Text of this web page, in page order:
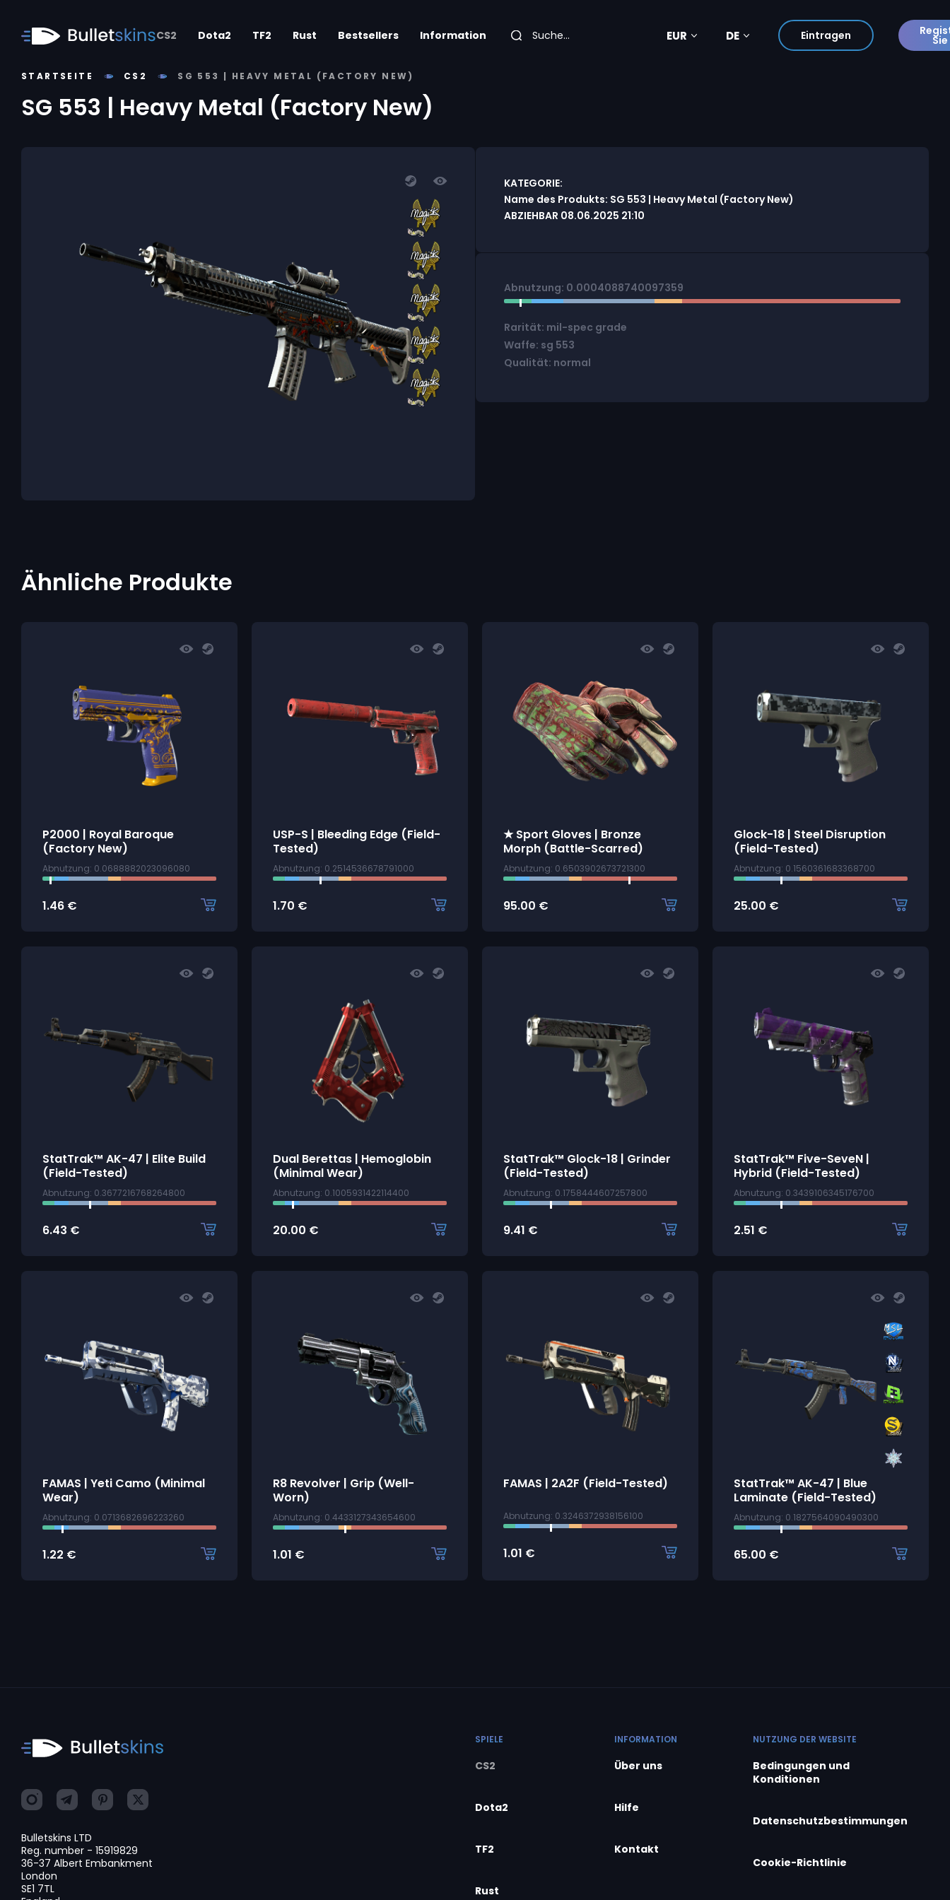
CS2 Dota2 TF2 Rust Bestsellers Information EUR DE Eintragen
STARTSEITE CS2 SG 553 | HEAVY METAL (FACTORY NEW)
SG 553 | Heavy Metal (Factory New)
KATEGORIE:
Name des Produkts: SG 553 | Heavy Metal (Factory New)
ABZIEHBAR 08.06.2025 21:10
Abnutzung: 0.0004088740097359
Rarität: mil-spec grade
Waffe: sg 553
Qualität: normal
Ähnliche Produkte
P2000 | Royal Baroque
(Factory New)
Abnutzung: 0.0688882023096080
1.46 €
USP-S | Bleeding Edge (Field-
Tested)
Abnutzung: 0.2514536678791000
1.70 €
★ Sport Gloves | Bronze
Morph (Battle-Scarred)
Abnutzung: 0.6503902673721300
95.00 €
Glock-18 | Steel Disruption
(Field-Tested)
Abnutzung: 0.1560361683368700
25.00 €
StatTrak™ AK-47 | Elite Build
(Field-Tested)
Abnutzung: 0.3677216768264800
6.43 €
Dual Berettas | Hemoglobin
(Minimal Wear)
Abnutzung: 0.1005931422114400
20.00 €
StatTrak™ Glock-18 | Grinder
(Field-Tested)
Abnutzung: 0.1758444607257800
9.41 €
StatTrak™ Five-SeveN |
Hybrid (Field-Tested)
Abnutzung: 0.3439106345176700
2.51 €
FAMAS | Yeti Camo (Minimal
Wear)
Abnutzung: 0.0713682696223260
1.22 €
R8 Revolver | Grip (Well-
Worn)
Abnutzung: 0.4433127343654600
1.01 €
FAMAS | 2A2F (Field-Tested)
Abnutzung: 0.3246372938156100
1.01 €
StatTrak™ AK-47 | Blue
Laminate (Field-Tested)
Abnutzung: 0.1827564090490300
65.00 €
Bulletskins LTD
Reg. number - 15919829
36-37 Albert Embankment
London
SE1 7TL
SPIELE
CS2
Dota2
TF2
Rust
INFORMATION
Über uns
Hilfe
Kontakt
NUTZUNG DER WEBSITE
Bedingungen und
Konditionen
Datenschutzbestimmungen
Cookie-Richtlinie